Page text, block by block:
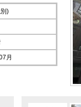
)
月